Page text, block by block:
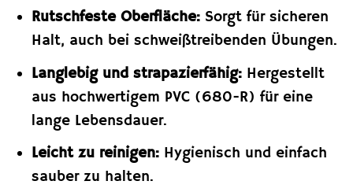
Rutschfeste Oberfläche:Sorgt für sicheren
Halt, auch bei schweißtreibenden Übungen.
Langlebig und strapazierfähig:Hergestellt
aus hochwertigem PVC (680-R) für eine
lange Lebensdauer.
Leicht zu reinigen:Hygienisch und einfach
sauber zu halten.